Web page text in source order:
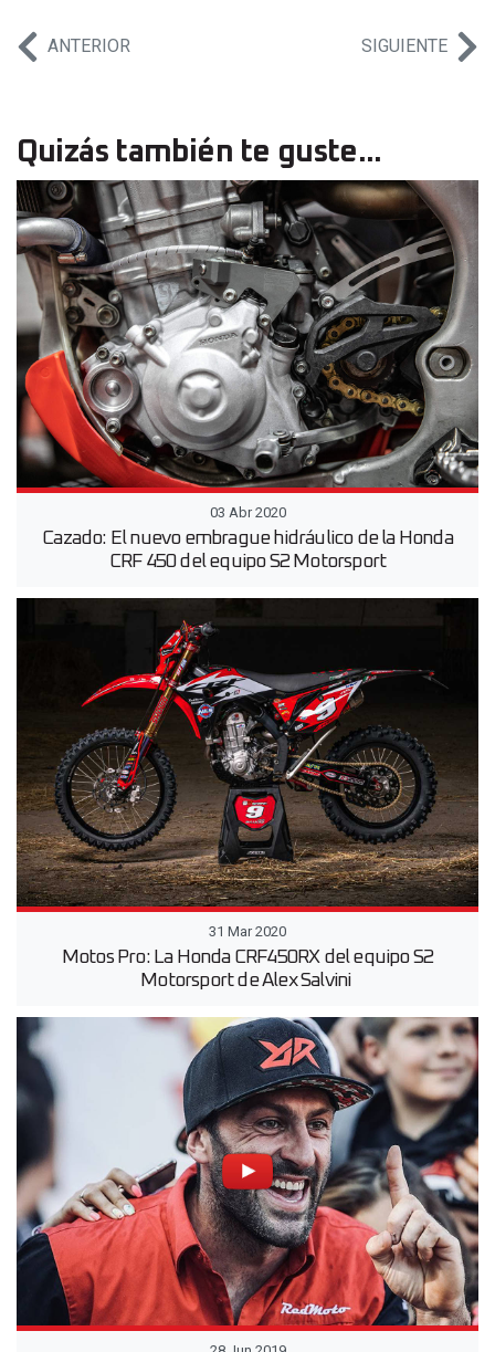
ANTERIOR SIGUIENTE
Quizás también te guste...
03 Abr 2020
Cazado: El nuevo embrague hidráulico de la Honda
CRF 450 del equipo S2 Motorsport
31 Mar 2020
Motos Pro: La Honda CRF450RX del equipo S2
Motorsport de Alex Salvini